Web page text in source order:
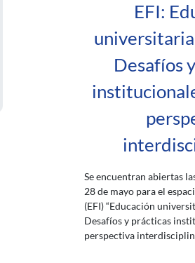
EFI:
Desafíos
Se encuentran abiertas
28 de mayo para el
(EFI) “Educación
Desafíos y prácticas
perspectiva